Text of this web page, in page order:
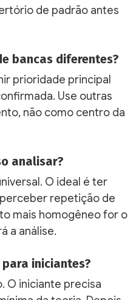
de padrão antes
bancas diferentes?
prioridade principal
Use outras
não como centro da
analisar?
O ideal é ter
repetição de
mais homogêneo for o
a análise.
iniciantes?
O iniciante precisa